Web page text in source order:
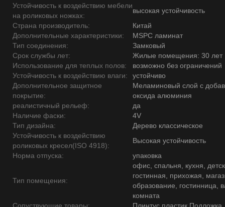
Устойчивость к воздействию мебели
на роликовых ножках:
высокая устойчивость
Страна производитель:
Китай
Дополнительные характеристики:
MSPC ламинат
Тип соединения:
Замковый
Срок службы лет:
Жилые помещения: 30 лет
Использование для теплых полов:
возможно без ограничений
Устойчивость к воздействию влаги:
устойчиво
Дополнительное защитное
покрытие:
Меламиновый слой с
оксида алюминия
реалистичный рельеф:
да
Наличие фаски:
4V
Тип дизайна:
Дерево классическое
Устойчивость к воздействию
роликовых кресел(ISO 4918):
Высокая устойчивость
Норма отпуска:
упаковка
Тип помещения:
офис, спальня, кухня,
гостинная, прихожая,
образование, гостинница,
комната